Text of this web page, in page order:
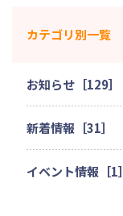
カテゴリ別一覧
お知らせ［129］
新着情報［31］
イベント情報［1］